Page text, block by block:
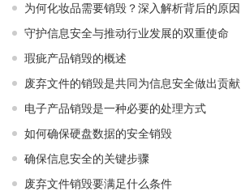
为何化妆品需要销毁？深入解析背后的原因
守护信息安全与推动行业发展的双重使命
瑕疵产品销毁的概述
废弃文件的销毁是共同为信息安全做出贡献
电子产品销毁是一种必要的处理方式
如何确保硬盘数据的安全销毁
确保信息安全的关键步骤
废弃文件销毁要满足什么条件